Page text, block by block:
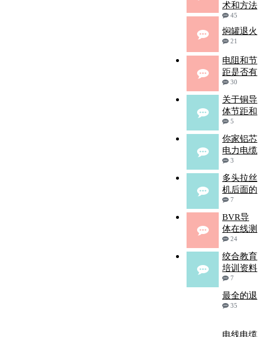
术和方法
45
焖罐退火
21
电阻和节
距是否有
30
关于铜导
体节距和
5
你家铝芯
电力电缆
3
多头拉丝
机后面的
7
BVR导
体在线测
24
绞合教育
培训资料
7
最全的退
35
电线电缆